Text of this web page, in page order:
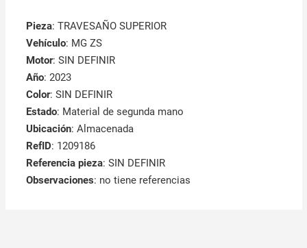
Pieza: TRAVESAÑO SUPERIOR
Vehículo: MG ZS
Motor: SIN DEFINIR
Año: 2023
Color: SIN DEFINIR
Estado: Material de segunda mano
Ubicación: Almacenada
RefID: 1209186
Referencia pieza: SIN DEFINIR
Observaciones: no tiene referencias